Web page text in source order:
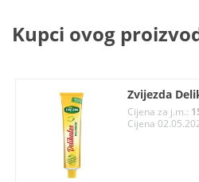
Kupci ovog
Zvijezda
Cijena za j.m.:
Cijena